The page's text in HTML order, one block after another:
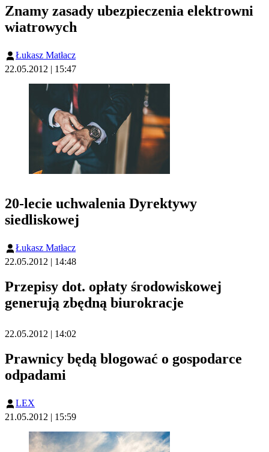
Znamy zasady ubezpieczenia elektrowni
wiatrowych
Łukasz Matłacz
22.05.2012 | 15:47
20-lecie uchwalenia Dyrektywy
siedliskowej
Łukasz Matłacz
22.05.2012 | 14:48
Przepisy dot. opłaty środowiskowej
generują zbędną biurokracje
22.05.2012 | 14:02
Prawnicy będą blogować o gospodarce
odpadami
LEX
21.05.2012 | 15:59